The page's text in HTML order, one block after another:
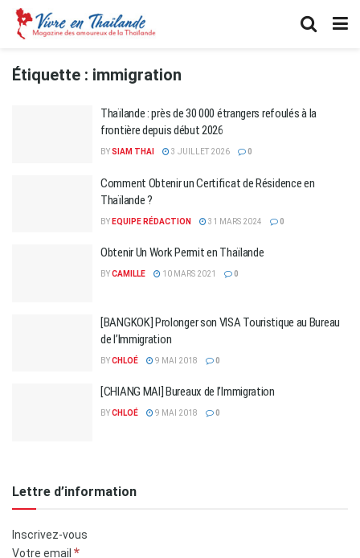
Étiquette : immigration
Thaïlande : près de 30 000 étrangers refoulés à la
frontière depuis début 2026
BYSIAM THAI 3 JUILLET 2026 0
Comment Obtenir un Certificat de Résidence en
Thaïlande ?
BY EQUIPE RÉDACTION 31 MARS 2024 0
Obtenir Un Work Permit en Thaïlande
BYCAMILLE 10 MARS 2021 0
[BANGKOK] Prolonger son VISA Touristique au Bureau
de l’Immigration
BYCHLOÉ 9 MAI 2018 0
[CHIANG MAI] Bureaux de l’Immigration
BYCHLOÉ 9 MAI 2018 0
Lettre d’information
Inscrivez-vous
Votre email *